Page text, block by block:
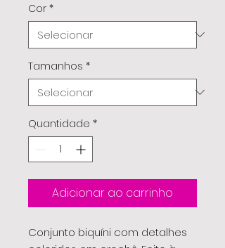
Cor *
Tamanhos *
Quantidade *
Adicionar ao carrinho
Conjunto biquíni com detalhes